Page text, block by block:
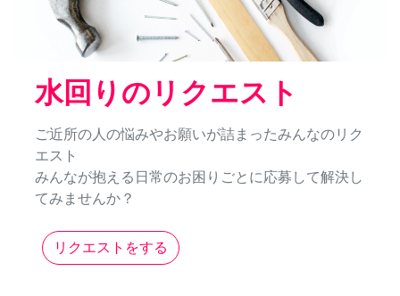
水回りのリクエスト
ご近所の人の悩みやお願いが詰まったみんなのリク
エスト
みんなが抱える日常のお困りごとに応募して解決し
てみませんか？
リクエストをする